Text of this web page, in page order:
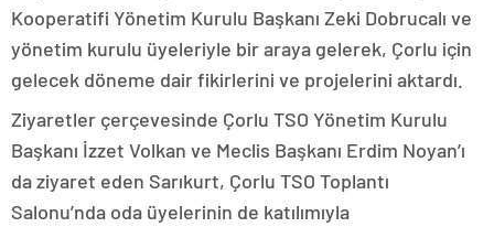
Kooperatifi Yönetim Kurulu Başkanı Zeki Dobrucalı ve
yönetim kurulu üyeleriyle bir araya gelerek, Çorlu için
gelecek döneme dair fikirlerini ve projelerini aktardı.
Ziyaretler çerçevesinde Çorlu TSO Yönetim Kurulu
Başkanı İzzet Volkan ve Meclis Başkanı Erdim Noyan’ı
da ziyaret eden Sarıkurt, Çorlu TSO Toplantı
Salonu’nda oda üyelerinin de katılımıyla